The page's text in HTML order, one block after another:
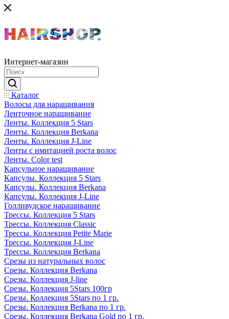
Интернет-магазин
Каталог
Волосы для наращивания
Ленточное наращивание
Ленты. Коллекция 5 Stars
Ленты. Коллекция Berkana
Ленты. Коллекция J-Line
Ленты с имитацией роста волос
Ленты. Color test
Капсульное наращивание
Капсулы. Коллекция 5 Stars
Капсулы. Коллекция Berkana
Капсулы. Коллекция J-Line
Голливудское наращивание
Трессы. Коллекция 5 Stars
Трессы. Коллекция Classic
Трессы. Коллекция Petite Marie
Трессы. Коллекция J-Line
Трессы. Коллекция Berkana
Срезы из натуральных волос
Срезы. Коллекция Berkana
Срезы. Коллекция J-line
Срезы. Коллекция 5Stars 100гр
Срезы. Коллекция 5Stars по 1 гр.
Срезы. Коллекция Berkana по 1 гр.
Срезы. Коллекция Berkana Gold по 1 гр.